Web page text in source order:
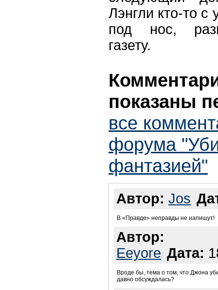
Лэнгли кто-то с
под нос,
газету.
показаны
все
форума
фантазией"
Автор: Jos
В «Правде» неправды не напишут!
Автор:
Eeyore Дата:
Вроде бы, тема о том, что Джона
давно обсуждалась?